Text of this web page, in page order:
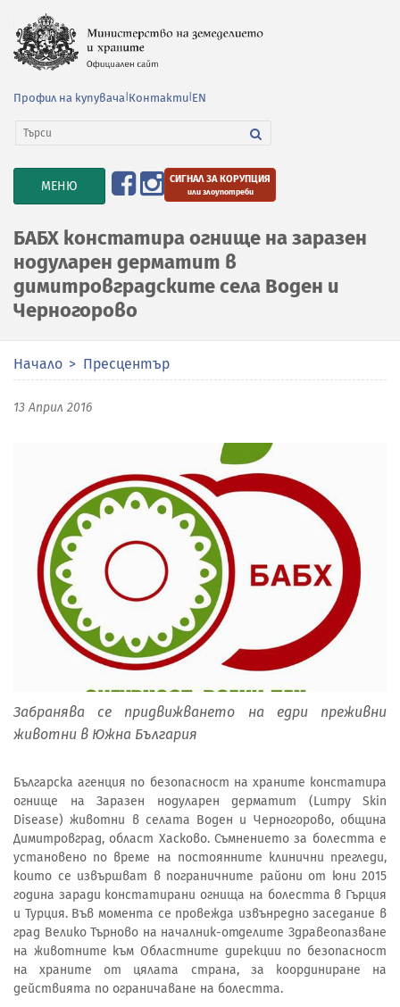
Профил на купувача Контакти EN
TOGGLE
NAVIGATION
МЕНЮ СИГНАЛ ЗА КОРУПЦИЯ
или злоупотреби
БАБХ констатира огнище на заразен
нодуларен дерматит в
димитровградските села Воден и
Черногорово
Начало Пресцентър
13 Април 2016
Забранява се придвижването на едри преживни
животни в Южна България
Българска агенция по безопасност на храните констатира
огнище на Заразен нодуларен дерматит (Lumpy Skin
Disease) животни в селата Воден и Черногорово, община
Димитровград, област Хасково. Съмнението за болестта е
установено по време на постоянните клинични прегледи,
които се извършват в пограничните райони от юни 2015
година заради констатирани огнища на болестта в Гърция
и Турция. Във момента се провежда извънредно заседание в
град Велико Търново на началник-отделите Здравеопазване
на животните към Областните дирекции по безопасност
на храните от цялата страна, за координиране на
действията по ограничаване на болестта.